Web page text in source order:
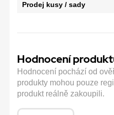
Prodej kusy / sady
Hodnocení
Hodnocení pochází od
produkty mohou pouze
produkt reálně zakoupili.